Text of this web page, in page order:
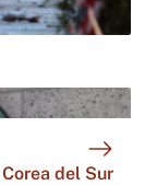
del Sur